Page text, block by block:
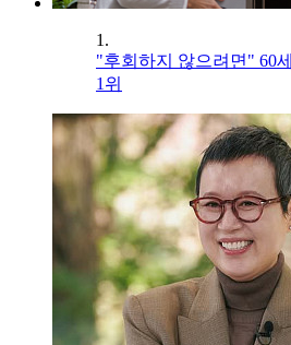
1.
"후회하지 않으려면" 60
1위